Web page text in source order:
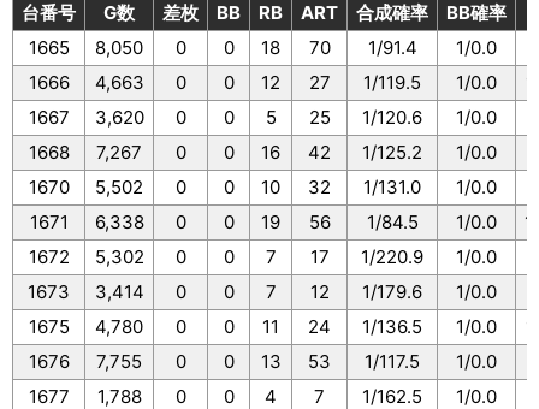
台番号 G数 差枚 BB RB ART 合成確率 BB確率
1665
8,050 0 0 18 70 1/91.4 1/0.0
1666
4,663 0 0 12 27 1/119.5 1/0.0
1667
3,620 0 0 5 25 1/120.6 1/0.0
1668
7,267 0 0 16 42 1/125.2 1/0.0
1670
5,502 0 0 10 32 1/131.0 1/0.0
1671
6,338 0 0 19 56 1/84.5 1/0.0
1672
5,302 0 0 7 17 1/220.9 1/0.0
1673
3,414 0 0 7 12 1/179.6 1/0.0
1675
4,780 0 0 11 24 1/136.5 1/0.0
1676
7,755 0 0 13 53 1/117.5 1/0.0
1677
1,788 0 0 4 7 1/162.5 1/0.0